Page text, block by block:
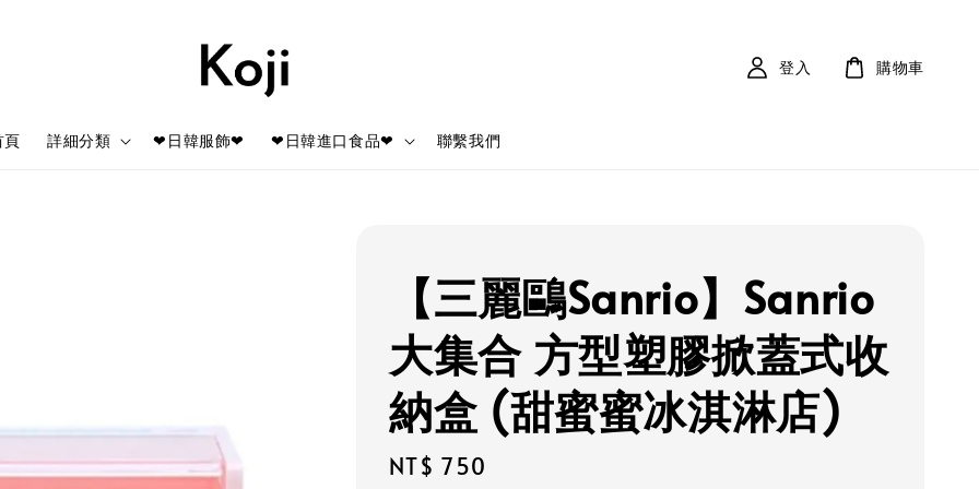
頁 詳細分類 ❤日韓服飾❤ ❤日韓進口食品❤ 聯繫我們
登入 購物車
【三麗鷗Sanrio】Sanrio
大集合 方型塑膠掀蓋式收
納盒 (甜蜜蜜冰淇淋店)
Regular
NT$ 750